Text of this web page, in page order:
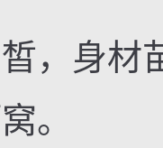
身材
。